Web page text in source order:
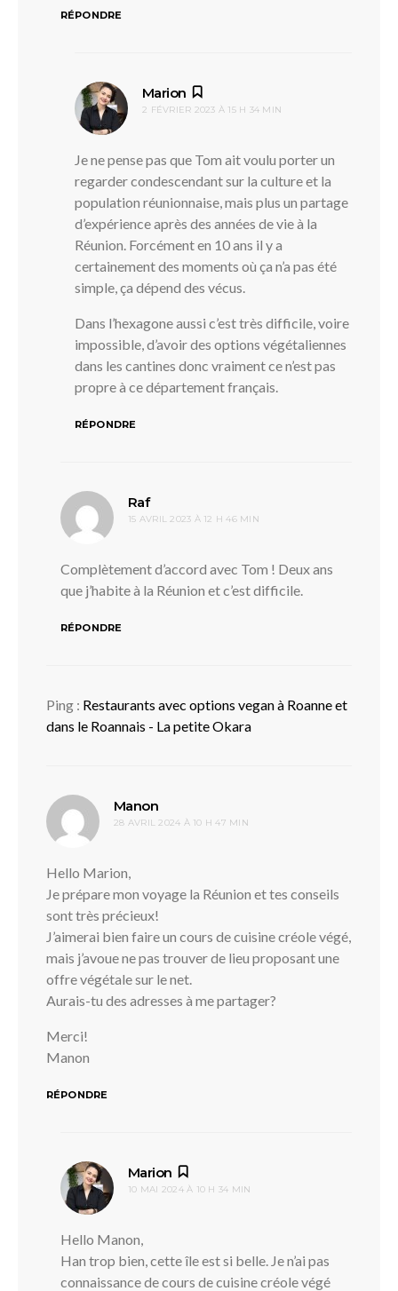
RÉPONDRE
Marion
2 FÉVRIER 2023 À 15 H 34 MIN
Je ne pense pas que Tom ait voulu porter un
regarder condescendant sur la culture et la
population réunionnaise, mais plus un partage
d’expérience après des années de vie à la
Réunion. Forcément en 10 ans il y a
certainement des moments où ça n’a pas été
simple, ça dépend des vécus.
Dans l’hexagone aussi c’est très difficile, voire
impossible, d’avoir des options végétaliennes
dans les cantines donc vraiment ce n’est pas
propre à ce département français.
RÉPONDRE
Rafdit :
15 AVRIL 2023 À 12 H 46 MIN
Complètement d’accord avec Tom ! Deux ans
que j’habite à la Réunion et c’est difficile.
RÉPONDRE
Ping : Restaurants avec options vegan à Roanne et
dans le Roannais - La petite Okara
Manon
28 AVRIL 2024 À 10 H 47 MIN
Hello Marion,
Je prépare mon voyage la Réunion et tes conseils
sont très précieux!
J’aimerai bien faire un cours de cuisine créole végé,
mais j’avoue ne pas trouver de lieu proposant une
offre végétale sur le net.
Aurais-tu des adresses à me partager?
Merci!
Manon
RÉPONDRE
Marion
10 MAI 2024 À 10 H 34 MIN
Hello Manon,
Han trop bien, cette île est si belle. Je n’ai pas
connaissance de cours de cuisine créole végé